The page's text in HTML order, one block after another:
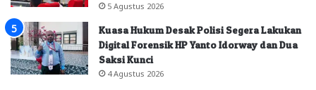
5 Agustus 2026
Kuasa Hukum Desak Polisi Segera Lakukan
Digital Forensik HP Yanto Idorway dan Dua
Saksi Kunci
4 Agustus 2026